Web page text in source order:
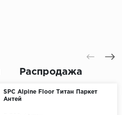
Распродажа
SPC Alpine Floor Титан Паркет
Антей